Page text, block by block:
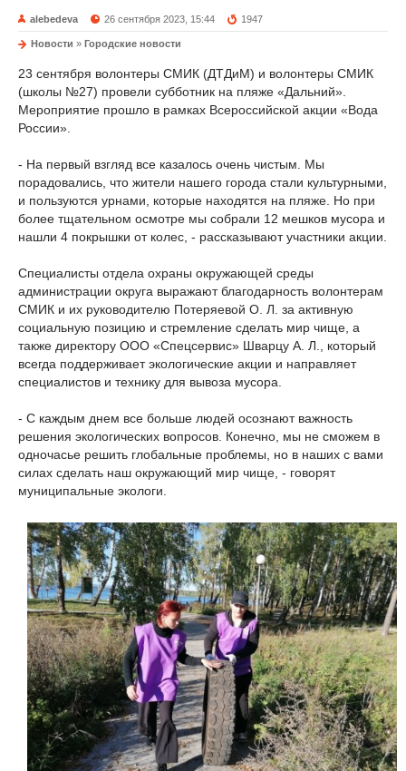
alebedeva 26 сентября 2023, 15:44 1947
Новости » Городские новости
23 сентября волонтеры СМИК (ДТДиМ) и волонтеры СМИК
(школы №27) провели субботник на пляже «Дальний».
Мероприятие прошло в рамках Всероссийской акции «Вода
России».
- На первый взгляд все казалось очень чистым. Мы
порадовались, что жители нашего города стали культурными,
и пользуются урнами, которые находятся на пляже. Но при
более тщательном осмотре мы собрали 12 мешков мусора и
нашли 4 покрышки от колес, - рассказывают участники акции.
Специалисты отдела охраны окружающей среды
администрации округа выражают благодарность волонтерам
СМИК и их руководителю Потеряевой О. Л. за активную
социальную позицию и стремление сделать мир чище, а
также директору ООО «Спецсервис» Шварцу А. Л., который
всегда поддерживает экологические акции и направляет
специалистов и технику для вывоза мусора.
- С каждым днем все больше людей осознают важность
решения экологических вопросов. Конечно, мы не сможем в
одночасье решить глобальные проблемы, но в наших с вами
силах сделать наш окружающий мир чище, - говорят
муниципальные экологи.